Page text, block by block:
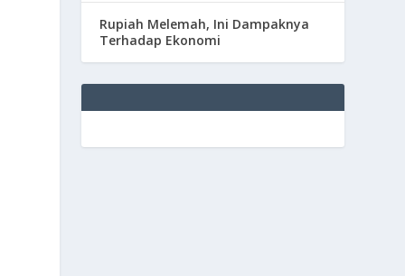
Rupiah Melemah, Ini Dampaknya
Terhadap Ekonomi